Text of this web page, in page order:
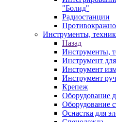
"Болид"
Радиостанции
Инструменты,
Назад
Инструменты,
Инструмент
Инструмент
Инструмент
Крепеж
Оборудование
Оборудование
Оснастка для